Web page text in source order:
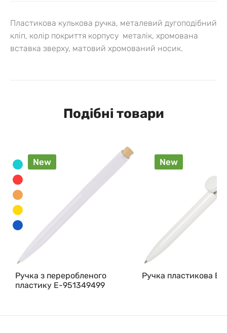
Пластикова кулькова ручка, металевий дугоподібний
кліп, колір покриття корпусу металік, хромована
вставка зверху, матовий хромований носик.
Подібні товари
New
Ручка з переробленого
пластику E-951349499
New
Ручка пластикова